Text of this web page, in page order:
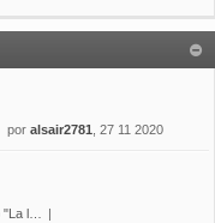
por alsair2781 , 27 11 2020
l…